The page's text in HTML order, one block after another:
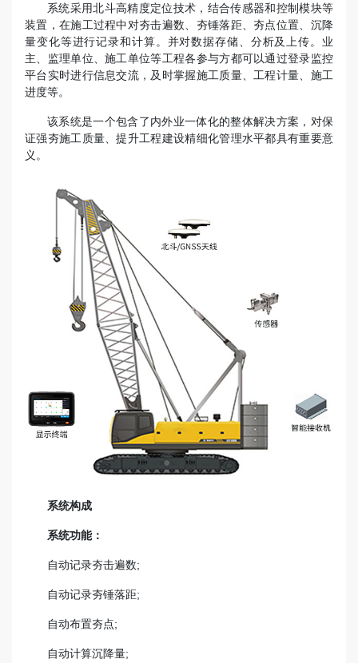
系统采用北斗高精度定位技术，结合传感器和控制模块等
装置，在施工过程中对夯击遍数、夯锤落距、夯点位置、沉降
量变化等进行记录和计算。并对数据存储、分析及上传。业
主、监理单位、施工单位等工程各参与方都可以通过登录监控
平台实时进行信息交流，及时掌握施工质量、工程计量、施工
进度等。
该系统是一个包含了内外业一体化的整体解决方案，对保
证强夯施工质量、提升工程建设精细化管理水平都具有重要意
义。
系统构成
系统功能：
自动记录夯击遍数;
自动记录夯锤落距;
自动布置夯点;
自动计算沉降量;